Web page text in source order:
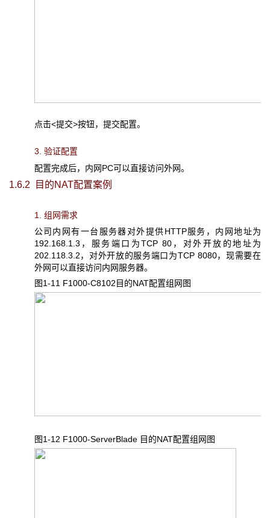
点击<提交>按钮，提交配置。
3. 验证配置
配置完成后，内网PC可以直接访问外网。
1.6.2 目的NAT配置案例
1. 组网需求
公司内网有一台服务器对外提供HTTP服务，内网地址为
192.168.1.3，服务端口为TCP 80，对外开放的地址为
202.118.3.2，对外开放的服务端口为TCP 8080，现需要在
外网可以直接访问内网服务器。
图1-11 F1000-C8102目的NAT配置组网图
图1-12 F1000-ServerBlade 目的NAT配置组网图